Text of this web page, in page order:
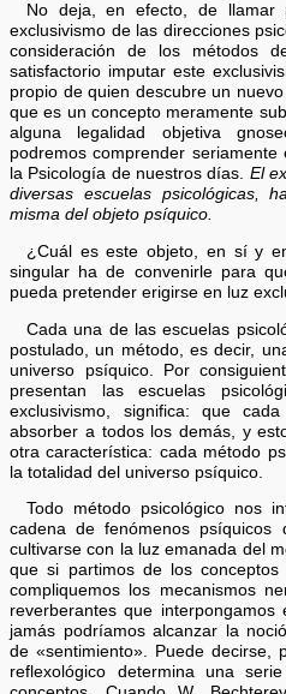
No deja, en efecto, de llamar
exclusivismo de las direcciones
consideración de los métodos
satisfactorio imputar este
propio de quien descubre un
que es un concepto meramente
alguna legalidad objetiva
podremos comprender
la Psicología de nuestros días. El
diversas escuelas psicológicas,
misma del objeto psíquico.
¿Cuál es este objeto, en sí y
singular ha de convenirle para
pueda pretender erigirse en luz
Cada una de las escuelas
postulado, un método, es decir,
universo psíquico. Por
presentan las escuelas
exclusivismo, significa: que
absorber a todos los demás, y
otra característica: cada método
la totalidad del universo psíquico.
Todo método psicológico nos
cadena de fenómenos
cultivarse con la luz emanada del
que si partimos de los
compliquemos los mecanismos
reverberantes que
jamás podríamos alcanzar la
de «sentimiento». Puede decirse,
reflexológico determina una